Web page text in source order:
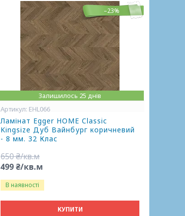
–23%
Залишилось 25 днів
EHL066
Ламінат Egger HOME Classic
Kingsize Дуб Вайнбург коричневий
- 8 мм. 32 Клас
650 ₴/кв.м
499 ₴/кв.м
В наявності
КУПИТИ